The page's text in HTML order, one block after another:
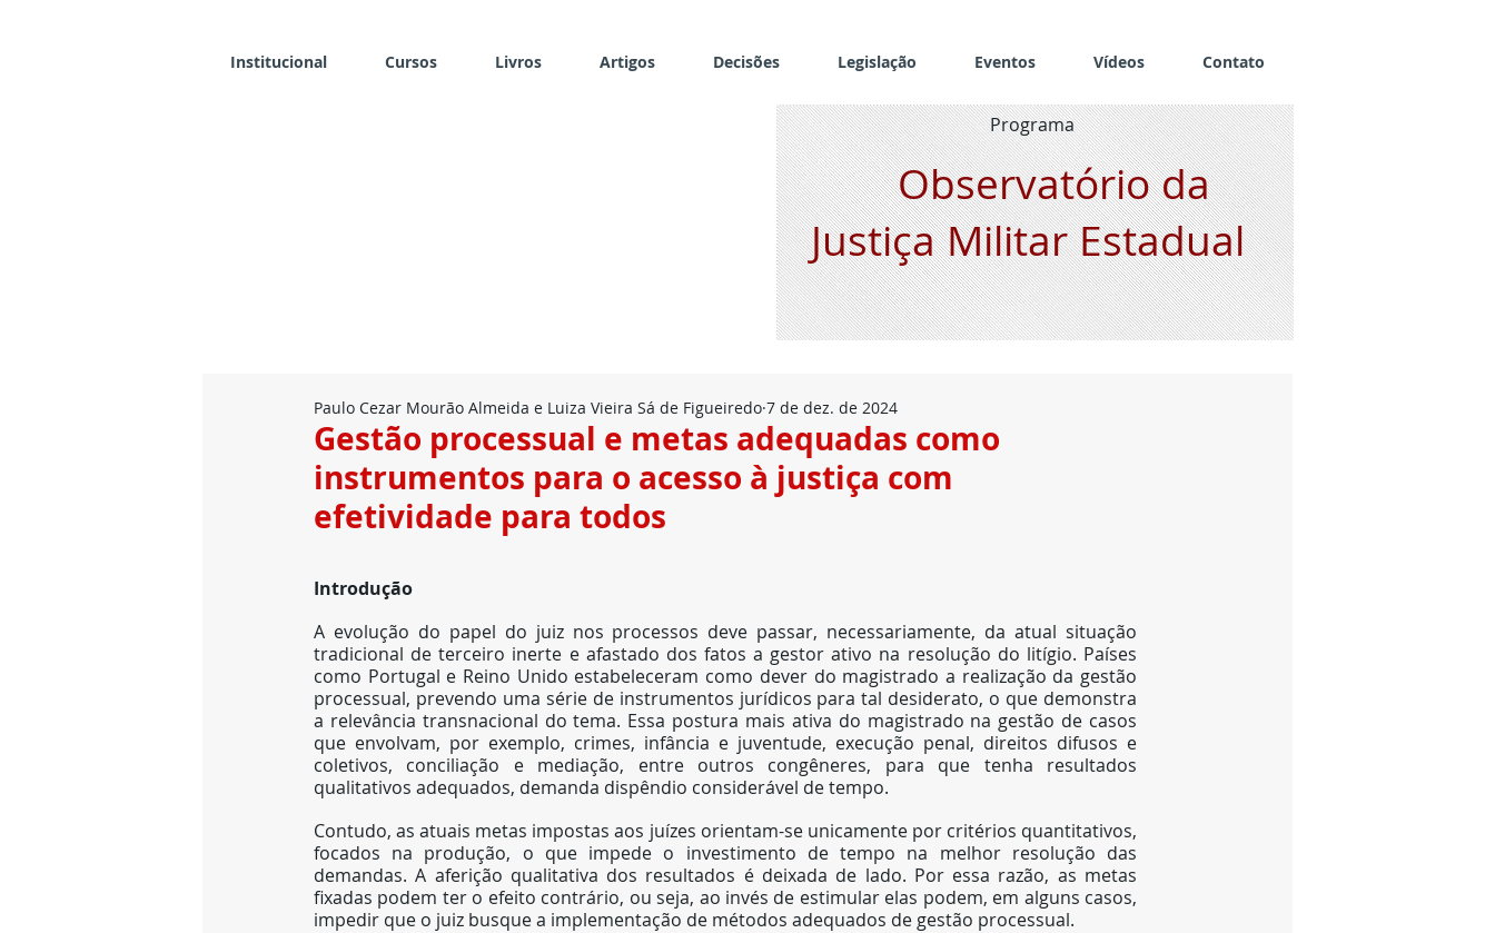
Institucional Cursos Livros Artigos Decisões Legislação Eventos Vídeos Contato
Observatório da
Justiça Militar Estadual
Programa
Gestão processual e metas adequadas como
instrumentos para o acesso à justiça com
efetividade para todos
Paulo Cezar Mourão Almeida e Luiza Vieira Sá de Figueiredo 7 de dez. de 2024
Introdução
A evolução do papel do juiz nos processos deve passar, necessariamente, da atual situação
tradicional de terceiro inerte e afastado dos fatos a gestor ativo na resolução do litígio. Países
como Portugal e Reino Unido estabeleceram como dever do magistrado a realização da gestão
processual, prevendo uma série de instrumentos jurídicos para tal desiderato, o que demonstra
a relevância transnacional do tema. Essa postura mais ativa do magistrado na gestão de casos
que envolvam, por exemplo, crimes, infância e juventude, execução penal, direitos difusos e
coletivos, conciliação e mediação, entre outros congêneres, para que tenha resultados
qualitativos adequados, demanda dispêndio considerável de tempo.
Contudo, as atuais metas impostas aos juízes orientam-se unicamente por critérios quantitativos,
focados na produção, o que impede o investimento de tempo na melhor resolução das
demandas. A aferição qualitativa dos resultados é deixada de lado. Por essa razão, as metas
fixadas podem ter o efeito contrário, ou seja, ao invés de estimular elas podem, em alguns casos,
impedir que o juiz busque a implementação de métodos adequados de gestão processual.